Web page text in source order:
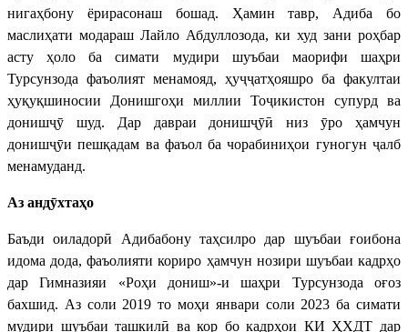
нигаҳбону ёрирасонаш бошад. Ҳамин тавр, Адиба бо
маслиҳати модараш Лайло Абдуллозода, ки худ зани роҳбар
асту ҳоло ба симати мудири шуъбаи маорифи шаҳри
Турсунзода фаъолият менамояд, ҳуҷҷатҳояшро ба факултаи
ҳуқуқшиносии Донишгоҳи миллии Тоҷикистон супурд ва
донишҷӯ шуд. Дар давраи донишҷӯӣ низ ӯро ҳамчун
донишҷӯи пешқадам ва фаъол ба чорабиниҳои гуногун ҷалб
менамуданд.
Аз андӯхтаҳо
Баъди оиладорӣ Адибабону таҳсилро дар шуъбаи ғоибона
идома дода, фаъолияти кориро ҳамчун нозири шуъбаи кадрҳо
дар Гимназияи «Роҳи дониш»-и шаҳри Турсунзода оғоз
бахшид. Аз соли 2019 то моҳи январи соли 2023 ба симати
мудири шуъбаи ташкилӣ ва кор бо кадрҳои КИ ҲХДТ дар